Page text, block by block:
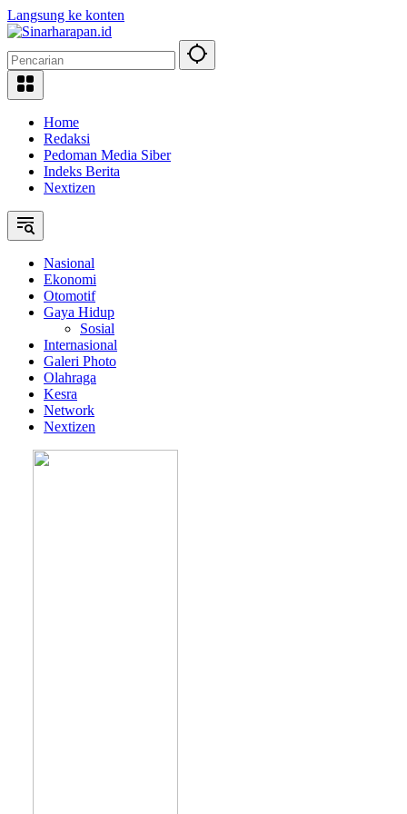
Langsung ke konten
Home
Redaksi
Pedoman Media Siber
Indeks Berita
Nextizen
Nasional
Ekonomi
Otomotif
Gaya Hidup
Sosial
Internasional
Galeri Photo
Olahraga
Kesra
Network
Nextizen